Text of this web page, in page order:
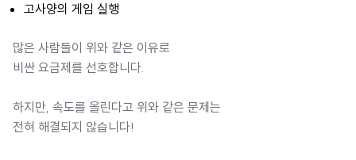
고사양의 게임 실행
많은 사람들이 위와 같은 이유로
비싼 요금제를 선호합니다.
하지만, 속도를 올린다고 위와 같은 문제는
전혀 해결되지 않습니다!